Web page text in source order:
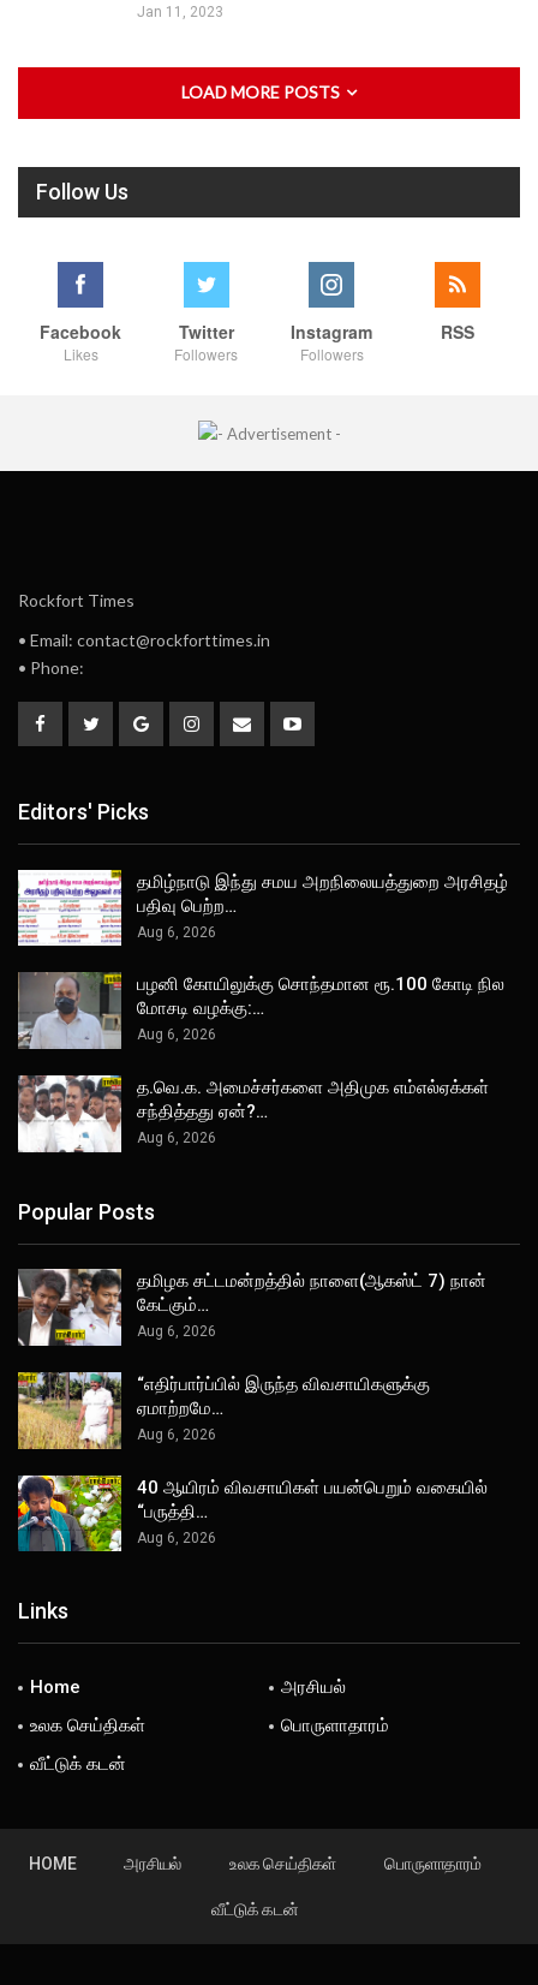
Jan 11, 2023
LOAD MORE POSTS
Follow Us
Facebook
Likes
Twitter
Followers
Instagram
Followers
RSS
Rockfort Times
• Email: contact@rockforttimes.in
• Phone:
Editors' Picks
தமிழ்நாடு இந்து சமய அறநிலையத்துறை அரசிதழ்
பதிவு பெற்ற…
Aug 6, 2026
பழனி கோயிலுக்கு சொந்தமான ரூ.100 கோடி நில
மோசடி வழக்கு:…
Aug 6, 2026
த.வெ.க. அமைச்சர்களை அதிமுக எம்எல்ஏக்கள்
சந்தித்தது ஏன்?…
Aug 6, 2026
Popular Posts
தமிழக சட்டமன்றத்தில் நாளை(ஆகஸ்ட் 7) நான்
கேட்கும்…
Aug 6, 2026
“எதிர்பார்ப்பில் இருந்த விவசாயிகளுக்கு
ஏமாற்றமே…
Aug 6, 2026
40 ஆயிரம் விவசாயிகள் பயன்பெறும் வகையில்
“பருத்தி…
Aug 6, 2026
Links
Home
அரசியல்
உலக செய்திகள்
பொருளாதாரம்
வீட்டுக் கடன்
HOME அரசியல் உலக செய்திகள் பொருளாதாரம்
வீட்டுக் கடன்